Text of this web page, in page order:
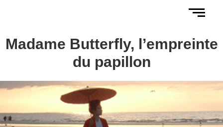
Madame Butterfly, l’empreinte
du papillon